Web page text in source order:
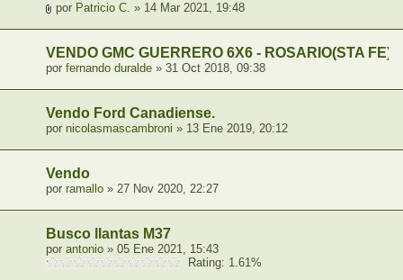
por Patricio C. » 14 Mar 2021, 19:48
VENDO GMC GUERRERO 6X6 - ROSARIO(STA FE)
por fernando duralde » 31 Oct 2018, 09:38
Vendo Ford Canadiense.
por nicolasmascambroni » 13 Ene 2019, 20:12
Vendo
por ramallo » 27 Nov 2020, 22:27
Busco llantas M37
por antonio » 05 Ene 2021, 15:43
Rating: 1.61%